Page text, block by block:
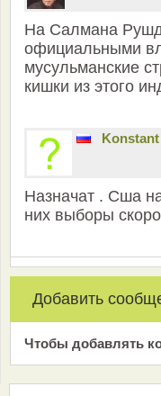
На Салмана
официальными
мусульманские
кишки из этого
Konstant
Назначат . Сша
них выборы скоро
Добавить
Чтобы добавлять